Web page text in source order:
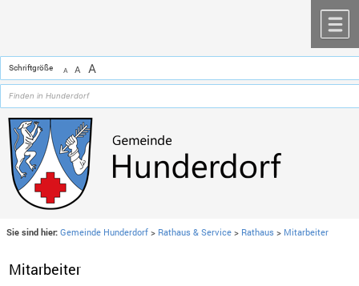
Schriftgröße A A A
Sie sind hier: Gemeinde Hunderdorf > Rathaus & Service > Rathaus > Mitarbeiter
Mitarbeiter